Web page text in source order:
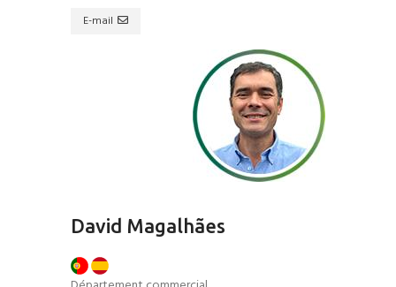
E-mail
David Magalhães